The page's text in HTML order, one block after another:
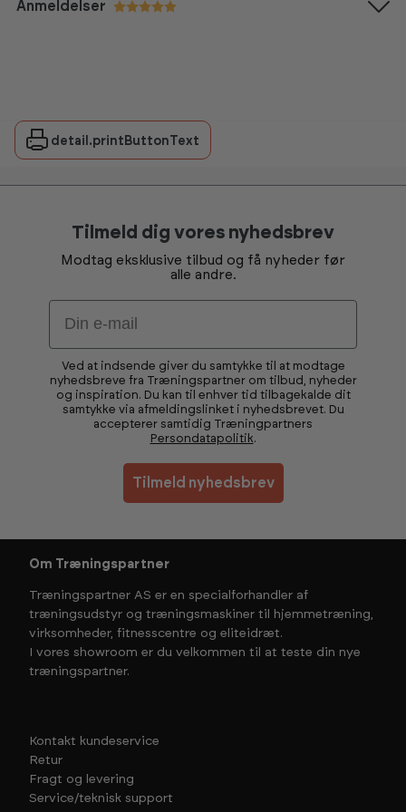
Anmeldelser
detail.printButtonText
Tilmeld dig vores nyhedsbrev
Modtag eksklusive tilbud og få nyheder før
alle andre.
Email
Ved at indsende giver du samtykke til at modtage
nyhedsbreve fra Træningspartner om tilbud, nyheder
og inspiration. Du kan til enhver tid tilbagekalde dit
samtykke via afmeldingslinket i nyhedsbrevet. Du
accepterer samtidig Træningpartners
Persondatapolitik.
Tilmeld nyhedsbrev
Om Træningspartner
Træningspartner AS er en specialforhandler af
træningsudstyr og træningsmaskiner til hjemmetræning,
virksomheder, fitnesscentre og eliteidræt.
I vores showroom er du velkommen til at teste din nye
træningspartner.
Kontakt kundeservice
Retur
Fragt og levering
Service/teknisk support